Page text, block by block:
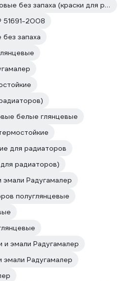
Быстросохнущие акриловые без запаха (краски для радиаторов)
2008
запаха
белые глянцевые
для радиаторов
радиаторов)
эмали Радугамалер
полуглянцевые
и эмали Радугамалер
эмали Радугамалер